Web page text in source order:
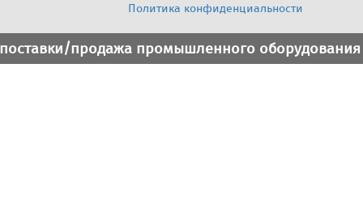
Политика конфиденциальности
продажа промышленного